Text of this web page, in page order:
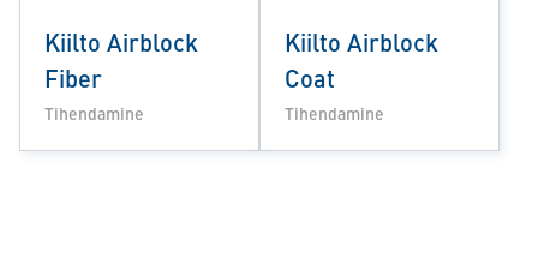
Kiilto Airblock
Fiber
Tihendamine
Kiilto Airblock
Coat
Tihendamine